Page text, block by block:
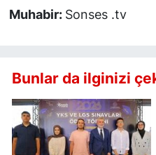
Muhabir: Sonses .tv
Bunlar da ilginizi